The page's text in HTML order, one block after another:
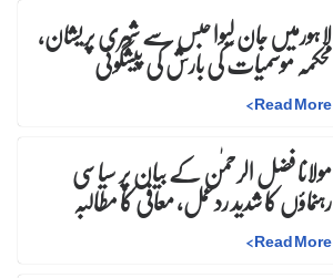
لاہورمیں جان لیوا حبس سے شہری پریشان،
محکمہ موسمیات کی بارش کی پیشگوئی
Read More
>
مولانا فضل الرحمٰن کے بیان پر سیاسی
رہنماؤں کا شدید ردعمل، معافی کا مطالبہ
Read More
>